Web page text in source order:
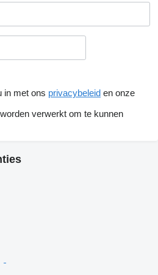
in met ons privacybeleid en onze
verwerkt om te kunnen